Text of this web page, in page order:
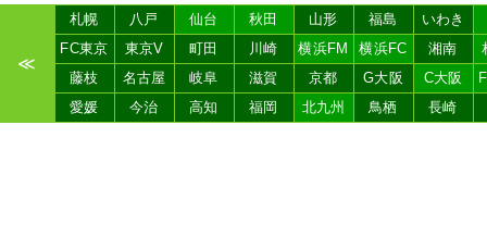
≪
札幌 八戸 仙台 秋田 山形 福島
いわき
FC東京
東京V 町田 川崎 横浜FM 横浜FC 湘南
藤枝
名古屋 岐阜 滋賀 京都 G大阪 C大阪
愛媛
今治 高知 福岡 北九州 鳥栖 長崎